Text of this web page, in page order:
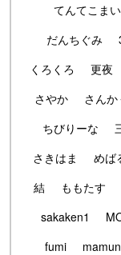
てんてこまい
だんちぐみ
くろくろ
更夜
さやか
さんか
ちびりーな
さきはま
めば
結
ももたす
sakaken1
fumi